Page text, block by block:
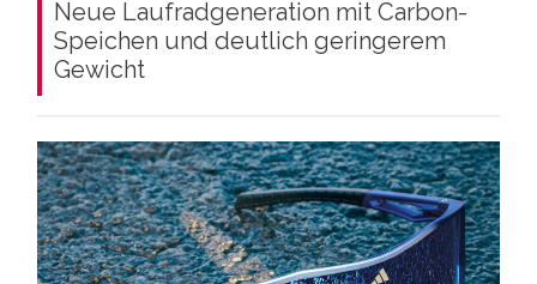
Neue Laufradgeneration mit Carbon-
Speichen und deutlich geringerem
Gewicht